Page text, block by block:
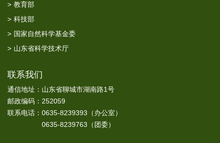
> 教育部
> 科技部
> 国家自然科学基金委
> 山东省科学技术厅
联系我们
通信地址：山东省聊城市湖南路1号
邮政编码：252059
联系电话：0635-8239393（办公室）
0635-8239763（团委）